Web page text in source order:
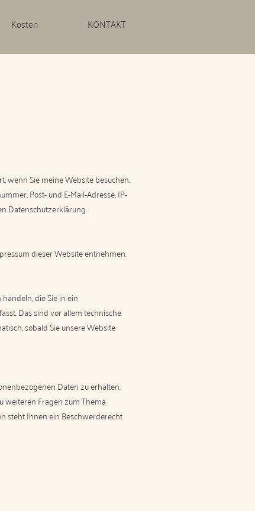
Kosten KONTAKT
wenn Sie meine Website besuchen.
Post- und E-Mail-Adresse, IP-
Datenschutzerklärung.
dieser Website entnehmen.
die Sie in ein
Das sind vor allem technische
sobald Sie unsere Website
Daten zu erhalten.
weiteren Fragen zum Thema
steht Ihnen ein Beschwerderecht